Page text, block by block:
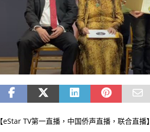
【eStar TV第一直播，中国侨声直播，联合直